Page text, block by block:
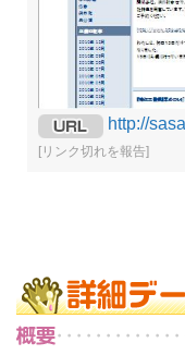
http://
[リンク切れを報告]